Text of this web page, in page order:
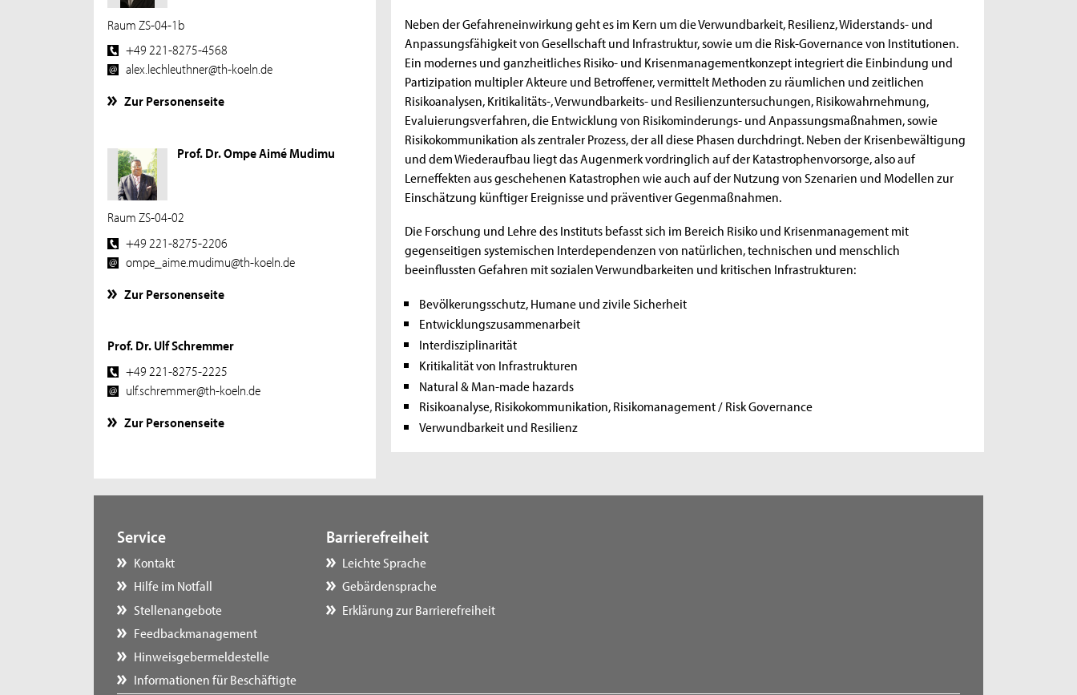
Raum ZS-04-1b
+49 221-8275-4568
alex.lechleuthner@th-koeln.de
Zur Personenseite
Prof. Dr. Ompe Aimé Mudimu
Raum ZS-04-02
+49 221-8275-2206
ompe_aime.mudimu@th-koeln.de
Zur Personenseite
Prof. Dr. Ulf Schremmer
+49 221-8275-2225
ulf.schremmer@th-koeln.de
Zur Personenseite
Neben der Gefahreneinwirkung geht es im Kern um die Verwundbarkeit, Resilienz, Widerstands- und
Anpassungsfähigkeit von Gesellschaft und Infrastruktur, sowie um die Risk-Governance von Institutionen.
Ein modernes und ganzheitliches Risiko- und Krisenmanagementkonzept integriert die Einbindung und
Partizipation multipler Akteure und Betroffener, vermittelt Methoden zu räumlichen und zeitlichen
Risikoanalysen, Kritikalitäts-, Verwundbarkeits- und Resilienzuntersuchungen, Risikowahrnehmung,
Evaluierungsverfahren, die Entwicklung von Risikominderungs- und Anpassungsmaßnahmen, sowie
Risikokommunikation als zentraler Prozess, der all diese Phasen durchdringt. Neben der Krisenbewältigung
und dem Wiederaufbau liegt das Augenmerk vordringlich auf der Katastrophenvorsorge, also auf
Lerneffekten aus geschehenen Katastrophen wie auch auf der Nutzung von Szenarien und Modellen zur
Einschätzung künftiger Ereignisse und präventiver Gegenmaßnahmen.
Die Forschung und Lehre des Instituts befasst sich im Bereich Risiko und Krisenmanagement mit
gegenseitigen systemischen Interdependenzen von natürlichen, technischen und menschlich
beeinflussten Gefahren mit sozialen Verwundbarkeiten und kritischen Infrastrukturen:
Bevölkerungsschutz, Humane und zivile Sicherheit
Entwicklungszusammenarbeit
Interdisziplinarität
Kritikalität von Infrastrukturen
Natural & Man-made hazards
Risikoanalyse, Risikokommunikation, Risikomanagement / Risk Governance
Verwundbarkeit und Resilienz
Service
Kontakt
Hilfe im Notfall
Stellenangebote
Feedbackmanagement
Hinweisgebermeldestelle
Informationen für Beschäftigte
Barrierefreiheit
Leichte Sprache
Gebärdensprache
Erklärung zur Barrierefreiheit